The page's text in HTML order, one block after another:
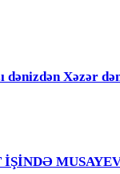
dənizdən Xəzər